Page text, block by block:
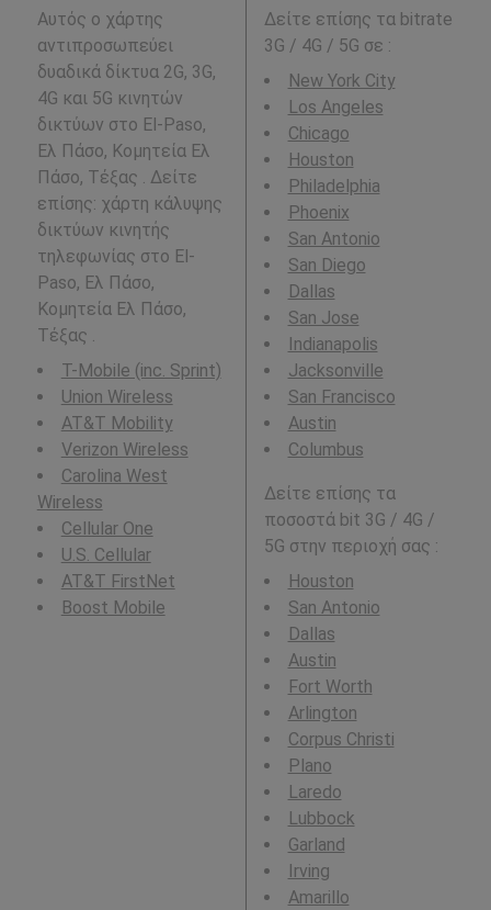
Αυτός ο χάρτης
αντιπροσωπεύει
δυαδικά δίκτυα 2G, 3G,
4G και 5G κινητών
δικτύων στο El-Paso,
Ελ Πάσο, Κομητεία Ελ
Πάσο, Τέξας . Δείτε
επίσης: χάρτη κάλυψης
δικτύων κινητής
τηλεφωνίας στο El-
Paso, Ελ Πάσο,
Κομητεία Ελ Πάσο,
Τέξας .
T-Mobile (inc. Sprint)
Union Wireless
AT&T Mobility
Verizon Wireless
Carolina West
Wireless
Cellular One
U.S. Cellular
AT&T FirstNet
Boost Mobile
Δείτε επίσης τα bitrate
3G / 4G / 5G σε :
New York City
Los Angeles
Chicago
Houston
Philadelphia
Phoenix
San Antonio
San Diego
Dallas
San Jose
Indianapolis
Jacksonville
San Francisco
Austin
Columbus
Δείτε επίσης τα
ποσοστά bit 3G / 4G /
5G στην περιοχή σας :
Houston
San Antonio
Dallas
Austin
Fort Worth
Arlington
Corpus Christi
Plano
Laredo
Lubbock
Garland
Irving
Amarillo